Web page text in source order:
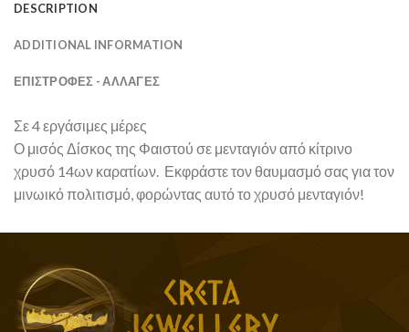
DESCRIPTION
ADDITIONAL INFORMATION
ΕΠΙΣΤΡΟΦΕΣ - ΑΛΛΑΓΕΣ
Σε 4 εργάσιμες μέρες
Ο μισός Δίσκος της Φαιστού σε μενταγιόν από κίτρινο
χρυσό 14ων καρατίων. Εκφράστε τον θαυμασμό σας για τον
μινωικό πολιτισμό, φορώντας αυτό το χρυσό μενταγιόν!